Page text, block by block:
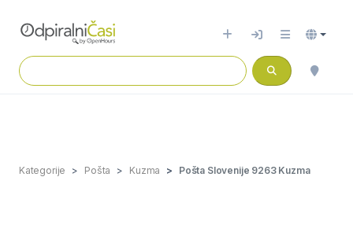
Kategorije Pošta Kuzma Pošta Slovenije 9263 Kuzma